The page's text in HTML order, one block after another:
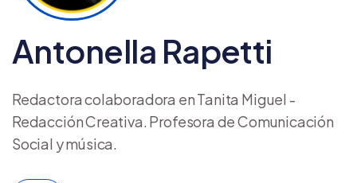
Antonella Rapetti
Redactora colaboradora en Tanita Miguel -
Redacción Creativa. Profesora de Comunicación
Social y música.